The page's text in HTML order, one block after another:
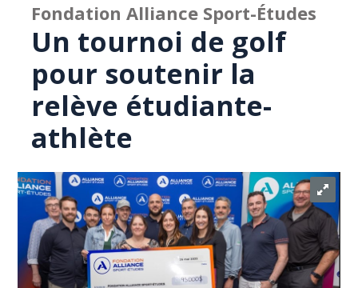
Fondation Alliance Sport-Études
Un tournoi de golf
pour soutenir la
relève étudiante-
athlète